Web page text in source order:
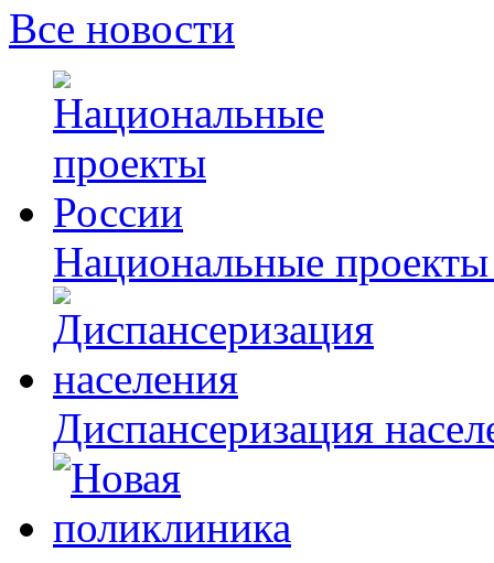
Все новости
Национальные
Диспансеризация